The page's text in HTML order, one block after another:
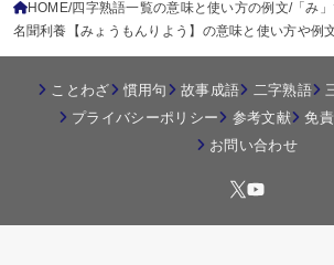
HOME 四字熟語一覧の意味と使い方の例文
「み
名聞利養【みょうもんりよう】の意味と使い方や例
ことわざ 慣用句 故事成語 二字熟語
プライバシーポリシー
参考文献 免
お問い合わせ